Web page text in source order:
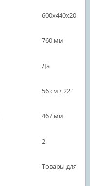
600х440х200
760 мм
Да
56 см / 22"
467 мм
2
Товары для